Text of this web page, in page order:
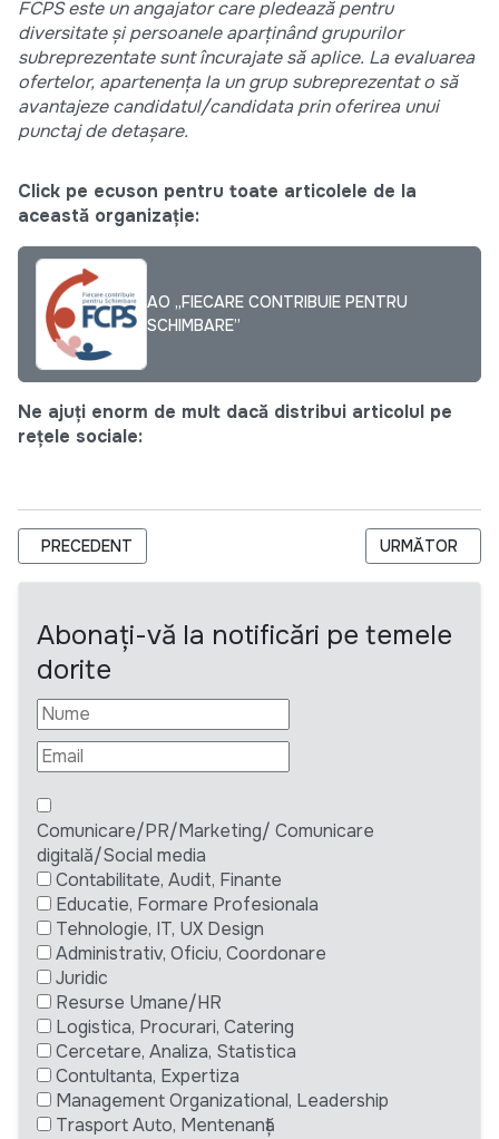
FCPS este un angajator care pledează pentru
diversitate și persoanele aparținând grupurilor
subreprezentate sunt încurajate să aplice. La evaluarea
ofertelor, apartenența la un grup subreprezentat o să
avantajeze candidatul/candidata prin oferirea unui
punctaj de detașare.
Click pe ecuson pentru toate articolele de la
această organizație:
AO „FIECARE CONTRIBUIE PENTRU
SCHIMBARE”
Ne ajuți enorm de mult dacă distribui articolul pe
rețele sociale:
ARTICOL PRECEDENT: CARITAS MOLDOVA IS HIRING A
PRECEDENT ARTICOLUL
URMĂTOR
Abonați-vă la notificări pe temele
dorite
Comunicare/PR/Marketing/ Comunicare
digitală/Social media
Contabilitate, Audit, Finante
Educatie, Formare Profesionala
Tehnologie, IT, UX Design
Administrativ, Oficiu, Coordonare
Juridic
Resurse Umane/HR
Logistica, Procurari, Catering
Cercetare, Analiza, Statistica
Contultanta, Expertiza
Management Organizational, Leadership
Trasport Auto, Mentenanță